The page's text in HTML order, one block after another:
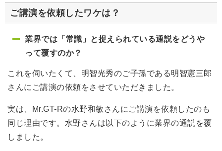
ご講演を依頼したワケは？
業界では「常識」と捉えられている通説をどうや
って覆すのか？
これを伺いたくて、明智光秀のご子孫である明智憲三郎
さんにご講演の依頼をさせていただきました。
実は、Mr.GT-Rの水野和敏さんにご講演を依頼したのも
同じ理由です。水野さんは以下のように業界の通説を覆
しました。